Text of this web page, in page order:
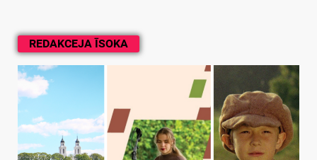
REDAKCEJA ĪSOKA